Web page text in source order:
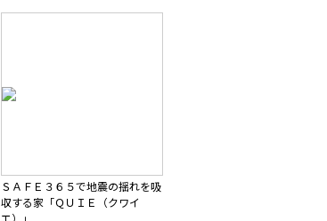
ＳＡＦＥ３６５で地震の揺れを吸
収する家「ＱＵＩＥ（クワイ